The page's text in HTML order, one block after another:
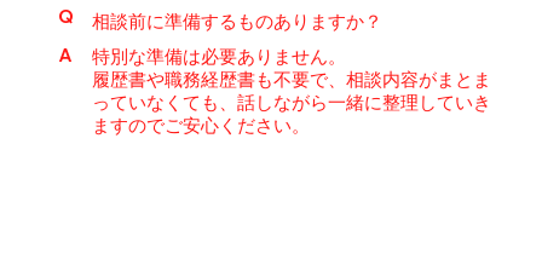
Q
相談前に準備するものありますか？
A
特別な準備は必要ありません。
履歴書や職務経歴書も不要で、相談内容がまとま
っていなくても、話しながら一緒に整理していき
ますのでご安心ください。